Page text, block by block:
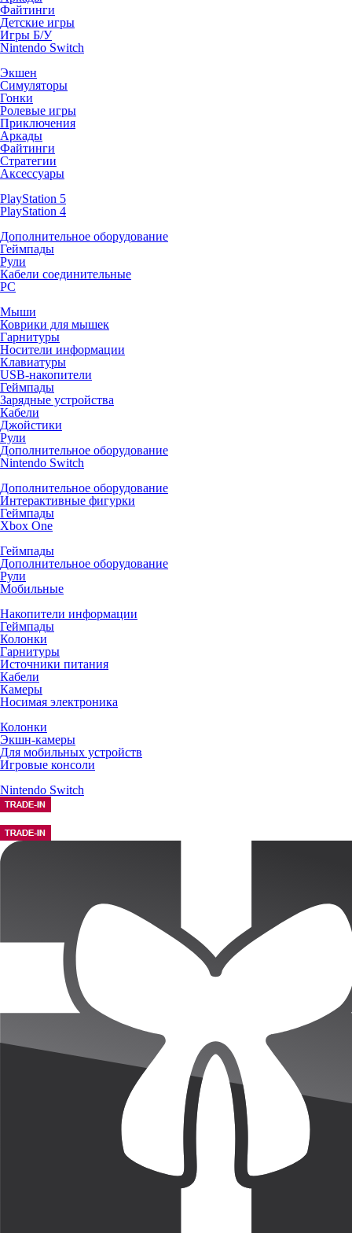
Файтинги
Детские игры
Игры Б/У
Nintendo Switch
Экшен
Симуляторы
Гонки
Ролевые игры
Приключения
Аркады
Файтинги
Стратегии
Аксессуары
PlayStation 5
PlayStation 4
Дополнительное оборудование
Геймпады
Рули
Кабели соединительные
PC
Мыши
Коврики для мышек
Гарнитуры
Носители информации
Клавиатуры
USB-накопители
Геймпады
Зарядные устройства
Кабели
Джойстики
Рули
Дополнительное оборудование
Nintendo Switch
Дополнительное оборудование
Интерактивные фигурки
Геймпады
Xbox One
Геймпады
Дополнительное оборудование
Рули
Мобильные
Накопители информации
Геймпады
Колонки
Гарнитуры
Источники питания
Кабели
Камеры
Носимая электроника
Колонки
Экшн-камеры
Для мобильных устройств
Игровые консоли
Nintendo Switch